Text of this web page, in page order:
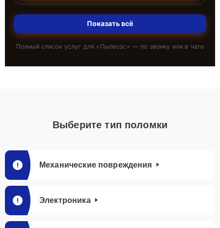
Показать всё
Полный список услуг для « Пылесос » — по звонку или в чате
Выберите тип поломки
Механические повреждения
Электроника